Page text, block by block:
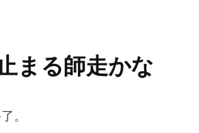
まる師走かな
。